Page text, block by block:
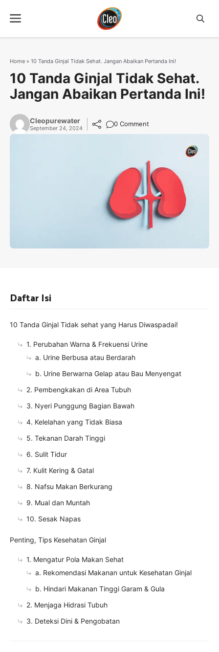
Menu
Home » 10 Tanda Ginjal Tidak Sehat. Jangan Abaikan Pertanda Ini!
10 Tanda Ginjal Tidak Sehat.
Jangan Abaikan Pertanda Ini!
Cleopurewater
September 24, 2024
0 Comment
Daftar Isi
10 Tanda Ginjal Tidak sehat yang Harus Diwaspadai!
1. Perubahan Warna & Frekuensi Urine
a. Urine Berbusa atau Berdarah
b. Urine Berwarna Gelap atau Bau Menyengat
2. Pembengkakan di Area Tubuh
3. Nyeri Punggung Bagian Bawah
4. Kelelahan yang Tidak Biasa
5. Tekanan Darah Tinggi
6. Sulit Tidur
7. Kulit Kering & Gatal
8. Nafsu Makan Berkurang
9. Mual dan Muntah
10. Sesak Napas
Penting, Tips Kesehatan Ginjal
1. Mengatur Pola Makan Sehat
a. Rekomendasi Makanan untuk Kesehatan Ginjal
b. Hindari Makanan Tinggi Garam & Gula
2. Menjaga Hidrasi Tubuh
3. Deteksi Dini & Pengobatan